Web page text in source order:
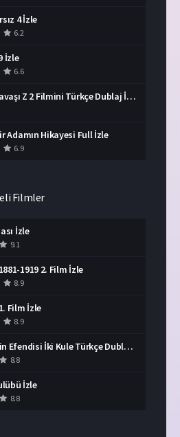
4 İzle
6.2
İzle
6.6
Dünya Savaşı Z 2 Filmini Türkçe Dublaj İzle
Adamın Hikayesi Full İzle
6.9
Filmler
İzle
9.1
1919 2. Film İzle
8.9
Film İzle
8.9
Yüzüklerin Efendisi İki Kule Türkçe Dublaj İzle
8.8
İzle
8.8